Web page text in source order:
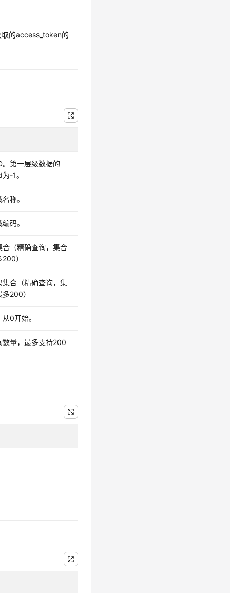
取的access_token的
。第一层级数据的
-1。
称。
码。
合（精确查询，集合
）
集合（精确查询，集
200）
0开始。
数量，最多支持200